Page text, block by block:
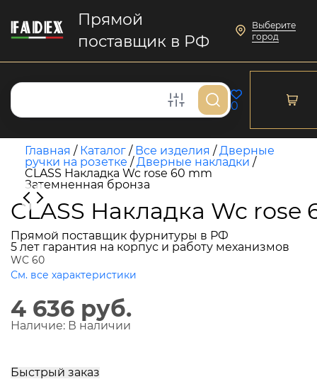
Прямой
поставщик в РФ
Выберите
город
0
Главная / Каталог / Все изделия /Дверные
ручки на розетке /Дверные накладки /
CLASS Накладка Wc rose 60 mm
Затемненная бронза
CLASS Накладка Wc
Прямой поставщик фурнитуры в РФ
5 лет гарантия на корпус и работу механизмов
WC 60
См. все характеристики
4 636 руб.
Наличие: В наличии
Быстрый заказ